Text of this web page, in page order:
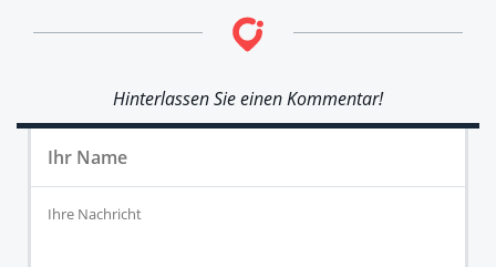
Hinterlassen Sie einen Kommentar!